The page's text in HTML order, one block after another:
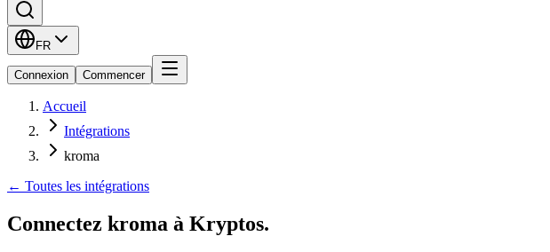
FR
Connexion Commencer
Accueil
Intégrations
kroma
← Toutes les intégrations
Connectez kroma à Kryptos.